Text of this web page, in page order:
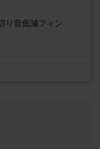
り音低減フィン